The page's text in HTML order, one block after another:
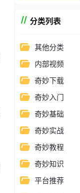
分类列表
其他分类
内部视频
奇妙下载
奇妙入门
奇妙基础
奇妙实战
奇妙教程
奇妙知识
平台推荐